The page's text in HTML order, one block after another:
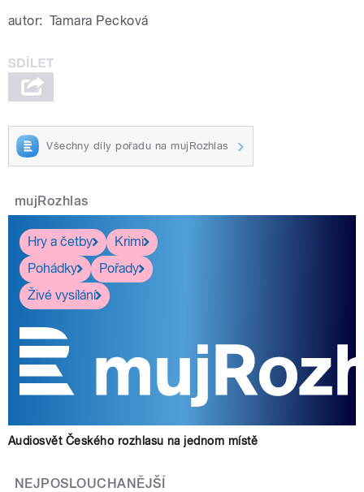
autor: Tamara Pecková
Všechny díly pořadu na mujRozhlas
mujRozhlas
Hry a četby
Krimi
Pohádky
Pořady
Živé vysílání
Audiosvět Českého rozhlasu na jednom místě
NEJPOSLOUCHANĚJŠÍ